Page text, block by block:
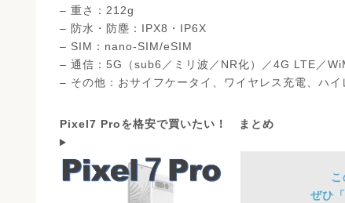
– 重さ：212g
– 防水・防塵：IPX8・IP6X
– SIM：nano-SIM/eSIM
– 通信：5G（sub6／ミリ波／NR化）／4G LTE／
– その他：おサイフケータイ、ワイヤレス充電、ハ
Pixel7 Proを格安で買いたい！ まとめ
ぜひ